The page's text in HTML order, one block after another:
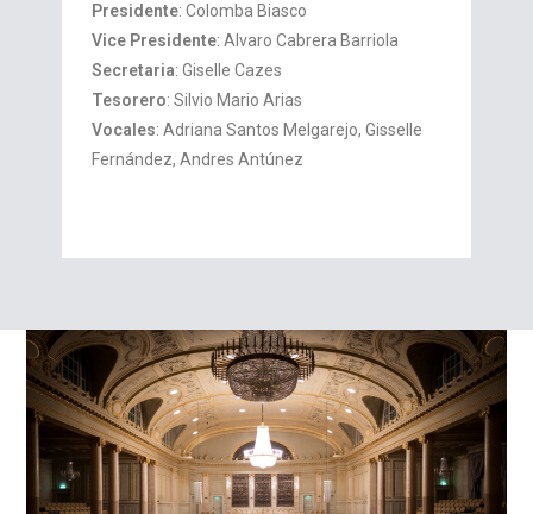
Presidente:Colomba Biasco
Vice Presidente:Alvaro Cabrera Barriola
Secretaria: Giselle Cazes
Tesorero: Silvio Mario Arias
Vocales:Adriana Santos Melgarejo, Gisselle
Fernández, Andres Antúnez